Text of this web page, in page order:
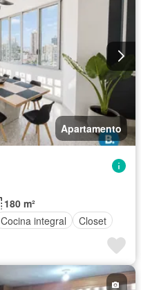
Apartamento
180 m²
Cocina integral Closet